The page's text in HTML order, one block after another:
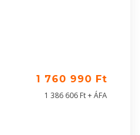
1 760 990 Ft
1 386 606 Ft + ÁFA